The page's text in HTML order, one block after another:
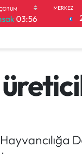
03:56